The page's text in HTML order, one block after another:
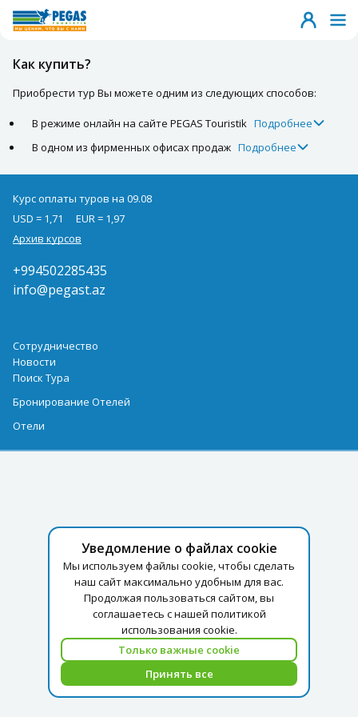
Как купить?
Приобрести тур Вы можете одним из следующих способов:
В режиме онлайн на сайте PEGAS Touristik Подробнее
В одном из фирменных офисах продаж Подробнее
Уведомление о файлах cookie
Мы используем файлы cookie, чтобы сделать
наш сайт максимально удобным для вас.
Продолжая пользоваться сайтом, вы
соглашаетесь с нашей политикой
использования cookie.
Только важные cookie
Принять все
Курс оплаты туров на 09.08
USD = 1,71
EUR = 1,97
Архив курсов
+994502285435
info@pegast.az
Сотрудничество
Новости
Поиск Тура
Бронирование Отелей
Отели